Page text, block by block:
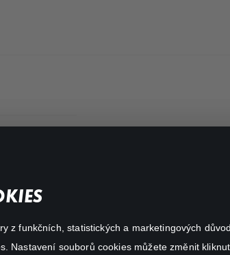
funkčních, statistických a marketingových
Nastavení souborů cookies můžete změnit